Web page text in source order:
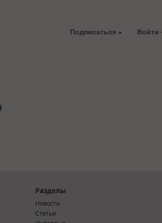
Подписаться Войти
Разделы
Новости
Статьи